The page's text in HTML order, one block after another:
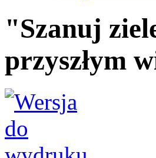
"Szanuj
przyszłym